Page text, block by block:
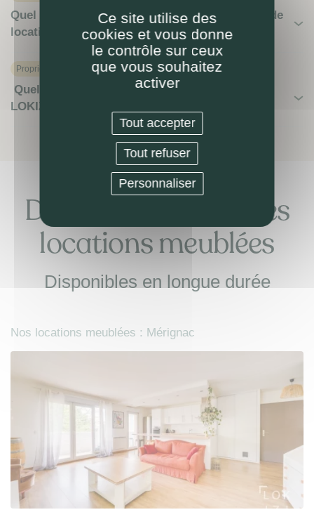
Quel impôt à prévoir sur mes revenus locatifs de
location meublée ?
Proprietaire
Quelles villes pour une location meublée avec
LOKIZI ?
Découvrez nos autres
locations meublées
Disponibles en longue durée
Nos locations meublées : Mérignac
Ce site utilise des
cookies et vous donne
le contrôle sur ceux
que vous souhaitez
activer
Tout accepter
Tout refuser
Personnaliser